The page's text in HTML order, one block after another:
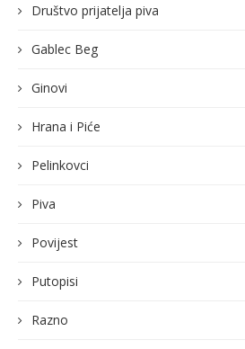
Društvo prijatelja piva
Gablec Beg
Ginovi
Hrana i Piće
Pelinkovci
Piva
Povijest
Putopisi
Razno